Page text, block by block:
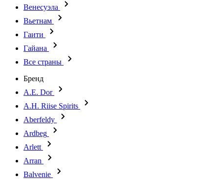
Венесуэла
Вьетнам
Гаити
Гайана
Все страны
Бренд
A.E. Dor
A.H. Riise Spirits
Aberfeldy
Ardbeg
Arlett
Arran
Balvenie